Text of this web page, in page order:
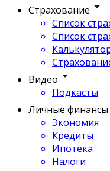
Страхование
Список
Список
Видео
Подкасты
Личные финансы
Экономия
Кредиты
Ипотека
Налоги